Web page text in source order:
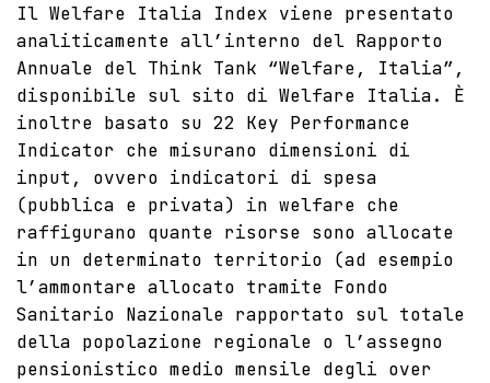
Il Welfare Italia Index viene presentato
analiticamente all’interno del Rapporto
Annuale del Think Tank “Welfare, Italia”,
disponibile sul sito di Welfare Italia. È
inoltre basato su 22 Key Performance
Indicator che misurano dimensioni di
input, ovvero indicatori di spesa
(pubblica e privata) in welfare che
raffigurano quante risorse sono allocate
in un determinato territorio (ad esempio
l’ammontare allocato tramite Fondo
Sanitario Nazionale rapportato sul totale
della popolazione regionale o l’assegno
pensionistico medio mensile degli over